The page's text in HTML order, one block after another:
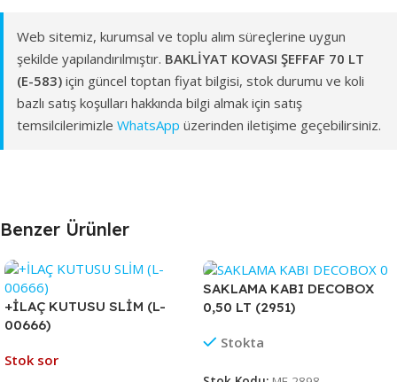
Web sitemiz, kurumsal ve toplu alım süreçlerine uygun
şekilde yapılandırılmıştır. BAKLİYAT KOVASI ŞEFFAF 70 LT
(E-583) için güncel toptan fiyat bilgisi, stok durumu ve koli
bazlı satış koşulları hakkında bilgi almak için satış
temsilcilerimizle WhatsApp üzerinden iletişime geçebilirsiniz.
Benzer Ürünler
+İLAÇ KUTUSU SLİM (L-
00666)
Stok sor
SAKLAMA KABI DECOBOX
0,50 LT (2951)
Stokta